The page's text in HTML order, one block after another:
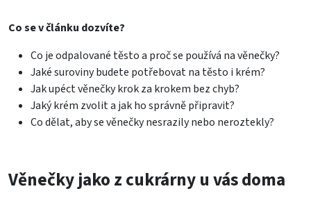
Co se v článku dozvíte?
Co je odpalované těsto a proč se používá na věnečky?
Jaké suroviny budete potřebovat na těsto i krém?
Jak upéct věnečky krok za krokem bez chyb?
Jaký krém zvolit a jak ho správně připravit?
Co dělat, aby se věnečky nesrazily nebo neroztekly?
Věnečky jako z cukrárny u vás doma